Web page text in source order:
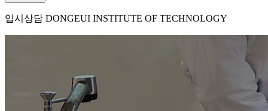
입시상담 DONGEUI INSTITUTE OF TECHNOLOGY